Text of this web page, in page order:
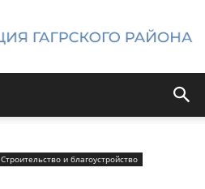
Гагрского
Строительство и благоустройство